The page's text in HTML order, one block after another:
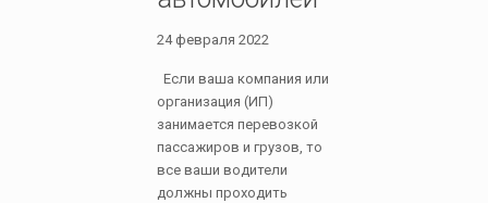
24 февраля 2022
Если ваша компания или
организация (ИП)
занимается перевозкой
пассажиров и грузов, то
все ваши водители
должны проходить